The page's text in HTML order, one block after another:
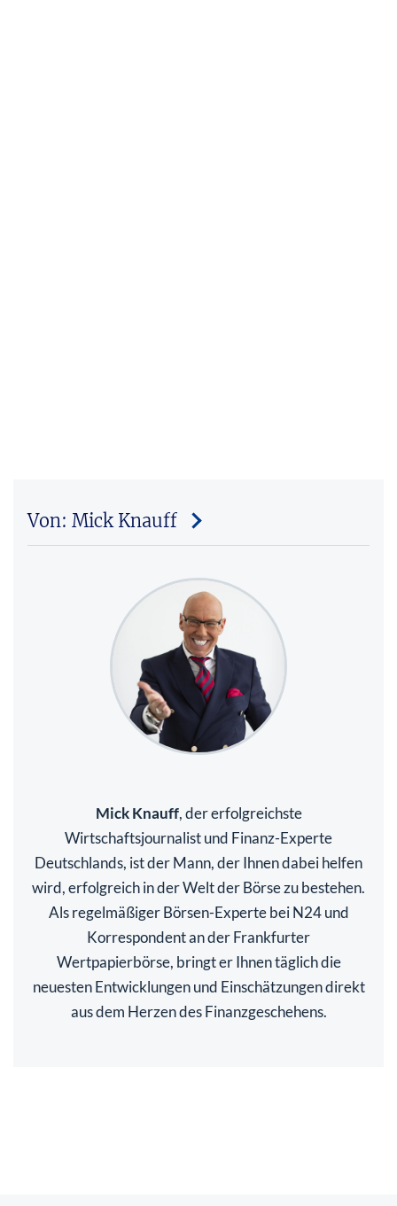
Von: Mick Knauff
Mick Knauff, der erfolgreichste
Wirtschaftsjournalist und Finanz-Experte
Deutschlands, ist der Mann, der Ihnen dabei helfen
wird, erfolgreich in der Welt der Börse zu bestehen.
Als regelmäßiger Börsen-Experte bei N24 und
Korrespondent an der Frankfurter
Wertpapierbörse, bringt er Ihnen täglich die
neuesten Entwicklungen und Einschätzungen direkt
aus dem Herzen des Finanzgeschehens.